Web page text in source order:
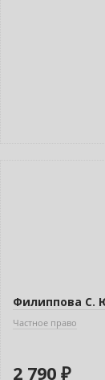
Филиппова С.
Частное право
2 790 ₽